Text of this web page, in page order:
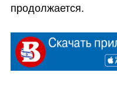
продолжается.